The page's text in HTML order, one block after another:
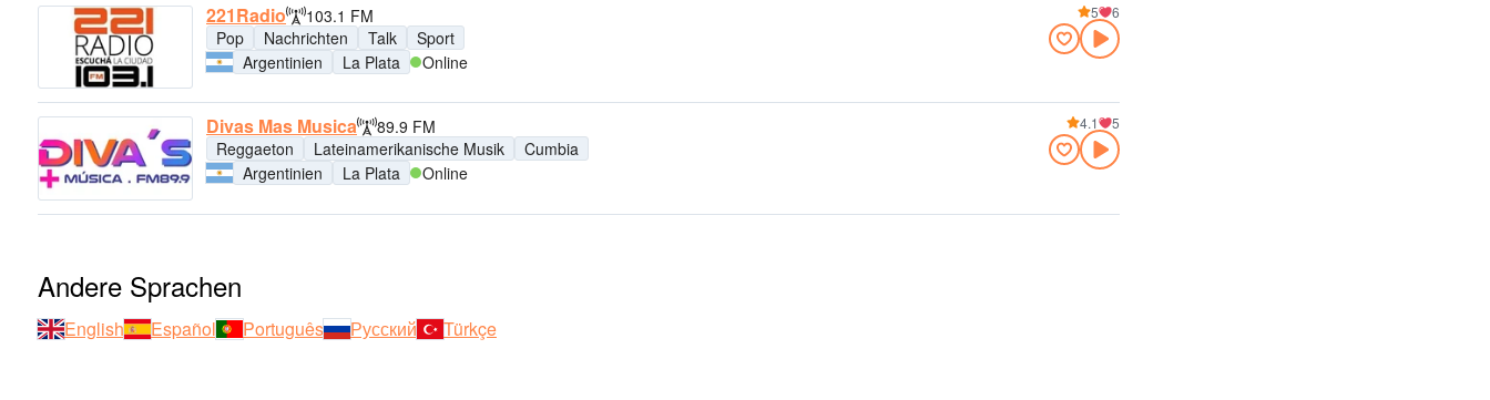
221Radio
103.1 FM
Pop
Nachrichten Talk
Sport
Argentinien
La Plata Online
5 6
Divas Mas Musica
89.9 FM
Reggaeton
Lateinamerikanische Musik
Cumbia
Argentinien
La Plata Online
4.1 5
Andere Sprachen
English Español Português Русский Türkçe